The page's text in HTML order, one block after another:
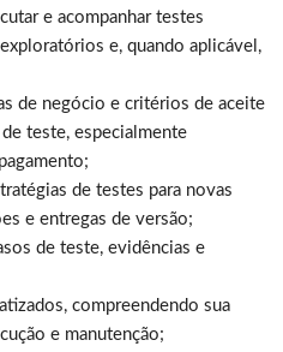
e acompanhar testes
e, quando aplicável,
de negócio e critérios de aceite
teste, especialmente
de testes para novas
e entregas de versão;
de teste, evidências e
compreendendo sua
e manutenção;